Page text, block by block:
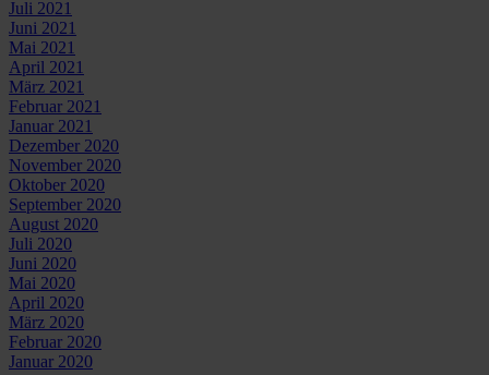
Juli 2021
Juni 2021
Mai 2021
April 2021
März 2021
Februar 2021
Januar 2021
Dezember 2020
November 2020
Oktober 2020
September 2020
August 2020
Juli 2020
Juni 2020
Mai 2020
April 2020
März 2020
Februar 2020
Januar 2020